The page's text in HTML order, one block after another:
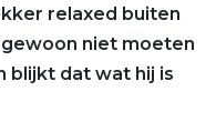
relaxed buiten
niet moeten
blijkt dat wat hij is